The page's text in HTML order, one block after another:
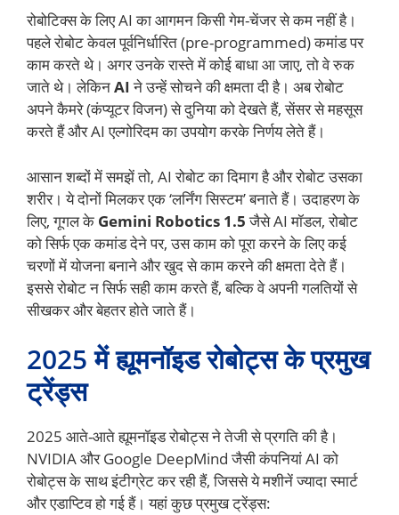
रोबोटिक्स के लिए AI का आगमन किसी गेम-चेंजर से कम नहीं है।
पहले रोबोट केवल पूर्वनिर्धारित (pre-programmed) कमांड पर
काम करते थे। अगर उनके रास्ते में कोई बाधा आ जाए, तो वे रुक
जाते थे। लेकिनAI ने उन्हें सोचने की क्षमता दी है। अब रोबोट
अपने कैमरे (कंप्यूटर विजन) से दुनिया को देखते हैं, सेंसर से महसूस
करते हैं और AI एल्गोरिदम का उपयोग करके निर्णय लेते हैं।
आसान शब्दों में समझें तो, AI रोबोट का दिमाग है और रोबोट उसका
शरीर। ये दोनों मिलकर एक ‘लर्निंग सिस्टम’ बनाते हैं। उदाहरण के
लिए, गूगल के Gemini Robotics 1.5जैसे AI मॉडल, रोबोट
को सिर्फ एक कमांड देने पर, उस काम को पूरा करने के लिए कई
चरणों में योजना बनाने और खुद से काम करने की क्षमता देते हैं।
इससे रोबोट न सिर्फ सही काम करते हैं, बल्कि वे अपनी गलतियों से
सीखकर और बेहतर होते जाते हैं।
2025 में ह्यूमनॉइड रोबोट्स के प्रमुख
ट्रेंड्स
2025 आते-आते ह्यूमनॉइड रोबोट्स ने तेजी से प्रगति की है।
NVIDIA और Google DeepMind जैसी कंपनियां AI को
रोबोट्स के साथ इंटीग्रेट कर रही हैं, जिससे ये मशीनें ज्यादा स्मार्ट
और एडाप्टिव हो गई हैं। यहां कुछ प्रमुख ट्रेंड्स: